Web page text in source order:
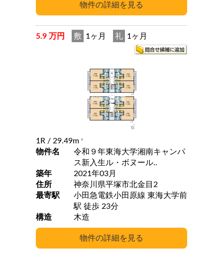
5.9 万円 敷 1ヶ月 礼 1ヶ月
1R / 29.49m 2
物件名
令和９年東海大学湘南キャンパ
ス新入生ル・ボヌール..
築年
2021年03月
住所
神奈川県平塚市北金目2
最寄駅
小田急電鉄小田原線 東海大学前
駅 徒歩 23分
構造
木造